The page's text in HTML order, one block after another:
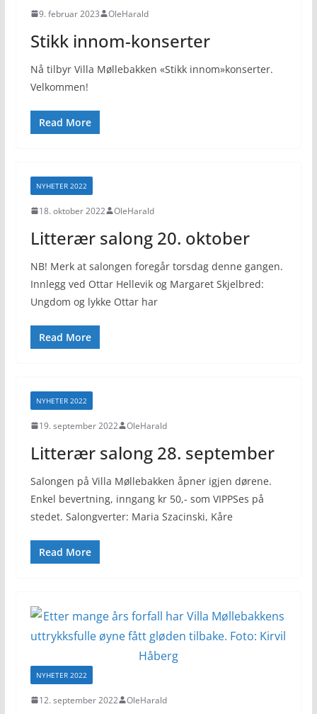
9. februar 2023 OleHarald
Stikk innom-konserter
Nå tilbyr Villa Møllebakken «Stikk innom»konserter.
Velkommen!
Read More
NYHETER 2022
18. oktober 2022 OleHarald
Litterær salong 20. oktober
NB! Merk at salongen foregår torsdag denne gangen.
Innlegg ved Ottar Hellevik og Margaret Skjelbred:
Ungdom og lykke Ottar har
Read More
NYHETER 2022
19. september 2022 OleHarald
Litterær salong 28. september
Salongen på Villa Møllebakken åpner igjen dørene.
Enkel bevertning, inngang kr 50,- som VIPPSes på
stedet. Salongverter: Maria Szacinski, Kåre
Read More
NYHETER 2022
12. september 2022 OleHarald